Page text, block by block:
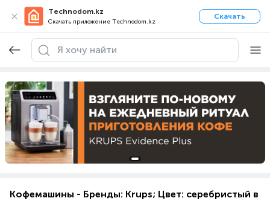
Technodom.kz
Скачать приложение Technodom.kz
Скачать
Кофемашины - Бренды: Krups; Цвет: серебристый в